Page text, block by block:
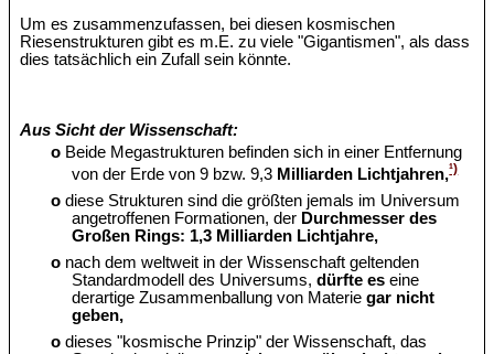
Um es zusammenzufassen, bei diesen kosmischen
Riesenstrukturen gibt es m.E. zu viele "Gigantismen", als dass
dies tatsächlich ein Zufall sein könnte.
Aus Sicht der Wissenschaft:
o Beide Megastrukturen befinden sich in einer Entfernung
von der Erde von 9 bzw. 9,3 Milliarden Lichtjahren,¹)
o diese Strukturen sind die größten jemals im Universum
angetroffenen Formationen, der Durchmesser des
Großen Rings: 1,3 Milliarden Lichtjahre,
o nach dem weltweit in der Wissenschaft geltenden
Standardmodell des Universums,dürfte eseine
derartige Zusammenballung von Materiegar nicht
geben,
o dieses "kosmische Prinzip" der Wissenschaft, das